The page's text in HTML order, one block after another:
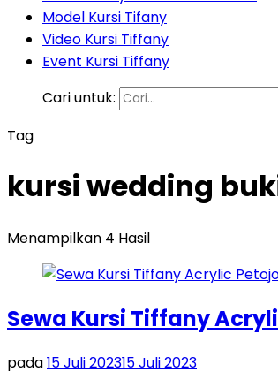
Model Kursi Tifany
Video Kursi Tiffany
Event Kursi Tiffany
Cari untuk:
Tag
kursi wedding
Menampilkan 4 Hasil
Sewa Kursi Tiffany
pada15 Juli 202315 Juli 2023